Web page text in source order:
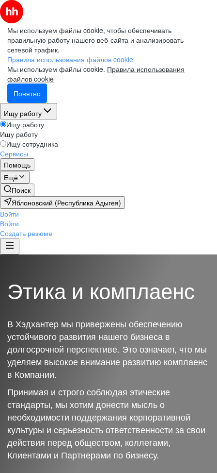
Мы используем файлы cookie, чтобы обеспечивать
правильную работу нашего веб-сайта и анализировать
сетевой трафик.
Правила использования файлов cookie
Мы используем файлы cookie. Правила использования
файлов cookie
Понятно
Ищу работу
Ищу работу
Ищу работу
Ищу сотрудника
Сервисы
Помощь
Ещё
Поиск
Яблоновский (Республика Адыгея)
Войти
Войти
Создать резюме
Этика и комплаенс
В Хэдхантер мы привержены обеспечению
устойчивого развития нашего бизнеса в
долгосрочной перспективе. Это означает, что мы
уделяем высокое внимание развитию комплаенс
в Компании.
Принимая и строго соблюдая этические
стандарты, мы хотим донести мысль о
необходимости поддержания корпоративной
культуры и серьезность ответственности за свои
действия перед обществом, коллегами,
Клиентами и Партнерами по бизнесу.